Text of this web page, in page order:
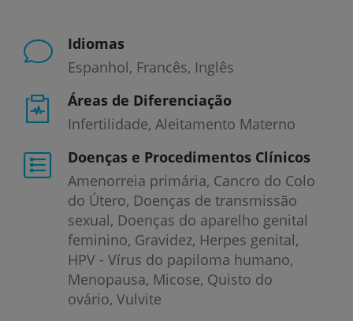
Idiomas
Espanhol Francês Inglês
Áreas de Diferenciação
Infertilidade, Aleitamento Materno
Doenças e Procedimentos Clínicos
Amenorreia primária Cancro do Colo
do Útero Doenças de transmissão
sexual Doenças do aparelho genital
feminino Gravidez Herpes genital
HPV - Vírus do papiloma humano
Menopausa Micose Quisto do
ovário Vulvite